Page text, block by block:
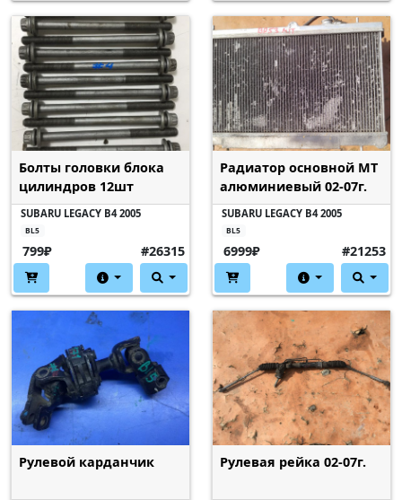
Болты головки блока
цилиндров 12шт
SUBARU LEGACY B4 2005
BL5
799₽ #26315
Радиатор основной МТ
алюминиевый 02-07г.
SUBARU LEGACY B4 2005
BL5
6999₽ #21253
Рулевой карданчик Рулевая рейка 02-07г.